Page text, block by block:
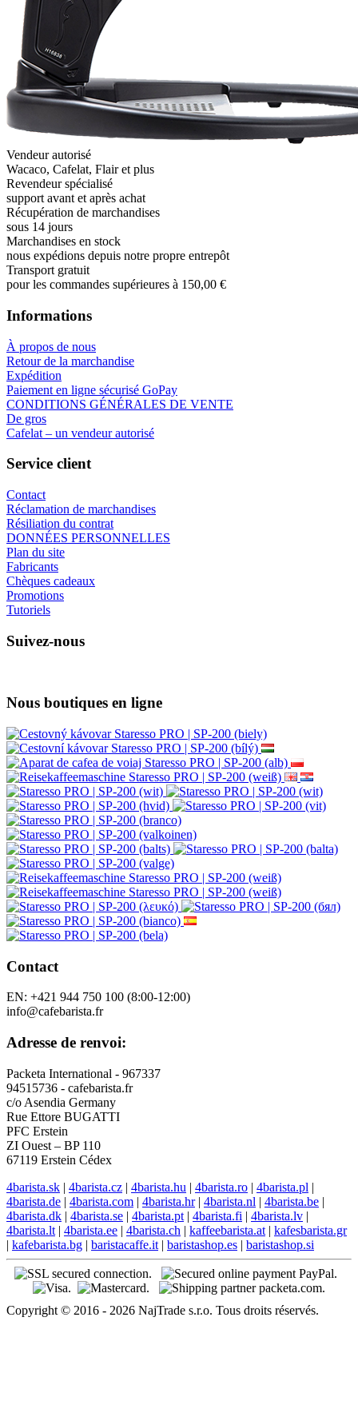
Vendeur autorisé
Wacaco, Cafelat, Flair et plus
Revendeur spécialisé
support avant et après achat
Récupération de marchandises
sous 14 jours
Marchandises en stock
nous expédions depuis notre propre entrepôt
Transport gratuit
pour les commandes supérieures à 150,00 €
Informations
À propos de nous
Retour de la marchandise
Expédition
Paiement en ligne sécurisé GoPay
CONDITIONS GÉNÉRALES DE VENTE
De gros
Cafelat – un vendeur autorisé
Service client
Contact
Réclamation de marchandises
Résiliation du contrat
DONNÉES PERSONNELLES
Plan du site
Fabricants
Chèques cadeaux
Promotions
Tutoriels
Suivez-nous
Nous boutiques en ligne
Contact
EN: +421 944 750 100 (8:00-12:00)
info@cafebarista.fr
Adresse de renvoi:
Packeta International - 967337
94515736 - cafebarista.fr
c/o Asendia Germany
Rue Ettore BUGATTI
PFC Erstein
ZI Ouest – BP 110
67119 Erstein Cédex
4barista.sk | 4barista.cz | 4barista.hu | 4barista.ro | 4barista.pl |
4barista.de | 4barista.com | 4barista.hr| 4barista.nl | 4barista.be |
4barista.dk | 4barista.se | 4barista.pt | 4barista.fi | 4barista.lv |
4barista.lt | 4barista.ee | 4barista.ch | kaffeebarista.at | kafesbarista.gr
| kafebarista.bg | baristacaffe.it | baristashop.es | baristashop.si
Copyright © 2016 - 2026 NajTrade s.r.o. Tous droits réservés.